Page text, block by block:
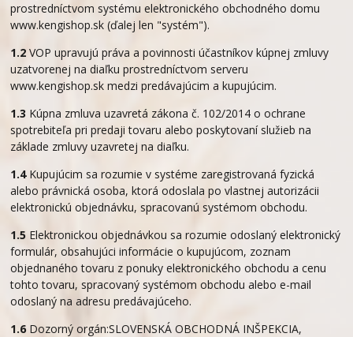
prostredníctvom systému elektronického obchodného domu
www.kengishop.sk (ďalej len "systém").
1.2 VOP upravujú práva a povinnosti účastníkov kúpnej zmluvy
uzatvorenej na diaľku prostredníctvom serveru
www.kengishop.sk medzi predávajúcim a kupujúcim.
1.3 Kúpna zmluva uzavretá zákona č. 102/2014 o ochrane
spotrebiteľa pri predaji tovaru alebo poskytovaní služieb na
základe zmluvy uzavretej na diaľku.
1.4Kupujúcim sa rozumie v systéme zaregistrovaná fyzická
alebo právnická osoba, ktorá odoslala po vlastnej autorizácii
elektronickú objednávku, spracovanú systémom obchodu.
1.5 Elektronickou objednávkou sa rozumie odoslaný elektronický
formulár, obsahujúci informácie o kupujúcom, zoznam
objednaného tovaru z ponuky elektronického obchodu a cenu
tohto tovaru, spracovaný systémom obchodu alebo e-mail
odoslaný na adresu predávajúceho.
1.6 Dozorný orgán:SLOVENSKÁ OBCHODNÁ INŠPEKCIA,